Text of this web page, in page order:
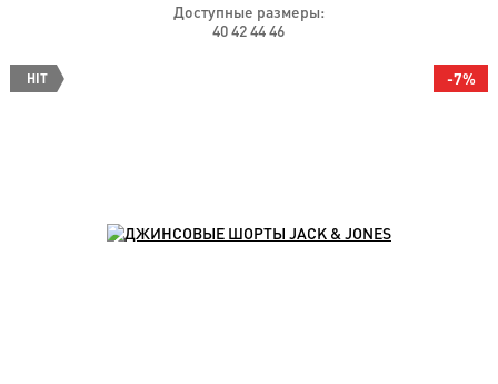
Доступные размеры:
40 42 44 46
-7%
HIT